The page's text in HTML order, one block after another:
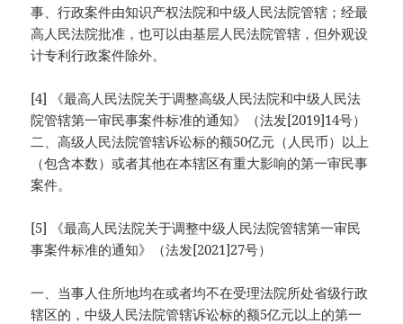
事、行政案件由知识产权法院和中级人民法院管辖；经最
高人民法院批准，也可以由基层人民法院管辖，但外观设
计专利行政案件除外。
[4] 《最高人民法院关于调整高级人民法院和中级人民法
院管辖第一审民事案件标准的通知》（法发[2019]14号）
二、高级人民法院管辖诉讼标的额50亿元（人民币）以上
（包含本数）或者其他在本辖区有重大影响的第一审民事
案件。
[5] 《最高人民法院关于调整中级人民法院管辖第一审民
事案件标准的通知》（法发[2021]27号）
一、当事人住所地均在或者均不在受理法院所处省级行政
辖区的，中级人民法院管辖诉讼标的额5亿元以上的第一